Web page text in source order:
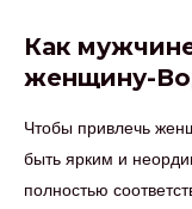
Как
женщину-
Чтобы привлечь
быть ярким и
полностью